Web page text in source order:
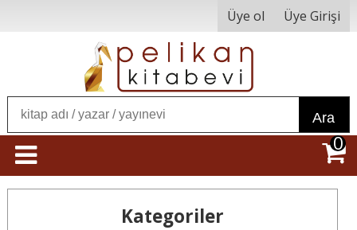
Üye ol Üye Girişi
Ara
0
Kategoriler